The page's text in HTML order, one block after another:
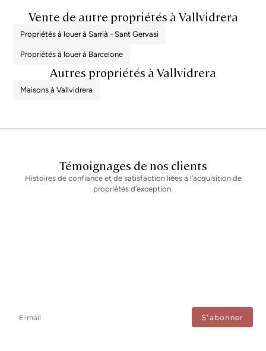
certificat d'habitabilité en cours de validité, qui seront fournis à toute
personne intéressée. Numéro d'enregistrement AICAT 2736, conformément
à la réglementation en vigueur. Les honoraires d'agence immobilière seront
pris en charge par le vendeur, conformément au mandat signé.
Vente de autre propriétés à Vallvidrera
Propriétés à louer à Sarrià - Sant Gervasi
Propriétés à louer à Barcelone
Autres propriétés à Vallvidrera
Maisons à Vallvidrera
Témoignages de nos clients
Histoires de confiance et de satisfaction liées à l’acquisition de
propriétés d’exception.